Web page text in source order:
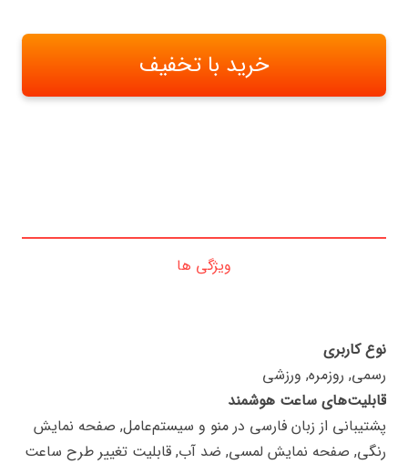
خرید با تخفیف
ویژگی ها
نوع کاربری
رسمی, روزمره, ورزشی
قابلیت‌های ساعت هوشمند
پشتیبانی از زبان فارسی در منو و سیستم‌عامل, صفحه نمایش
رنگی, صفحه نمایش لمسی, ضد آب, قابلیت تغییر طرح ساعت